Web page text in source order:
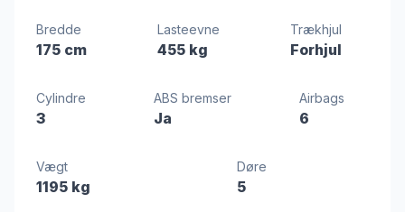
Bredde
175 cm
Lasteevne
455 kg
Trækhjul
Forhjul
Cylindre
3
ABS bremser
Ja
Airbags
6
Vægt
1195 kg
Døre
5